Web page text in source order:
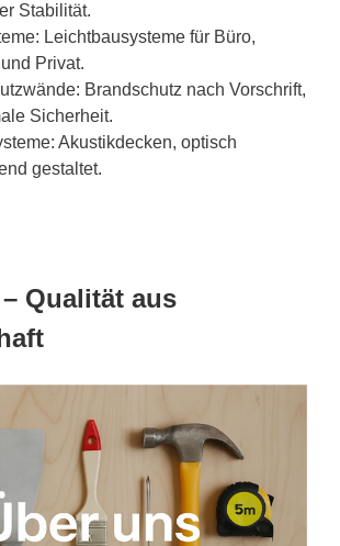
Stabilität.
Leichtbausysteme für Büro,
Privat.
Brandschutz nach Vorschrift,
Sicherheit.
Akustikdecken, optisch
gestaltet.
Qualität aus